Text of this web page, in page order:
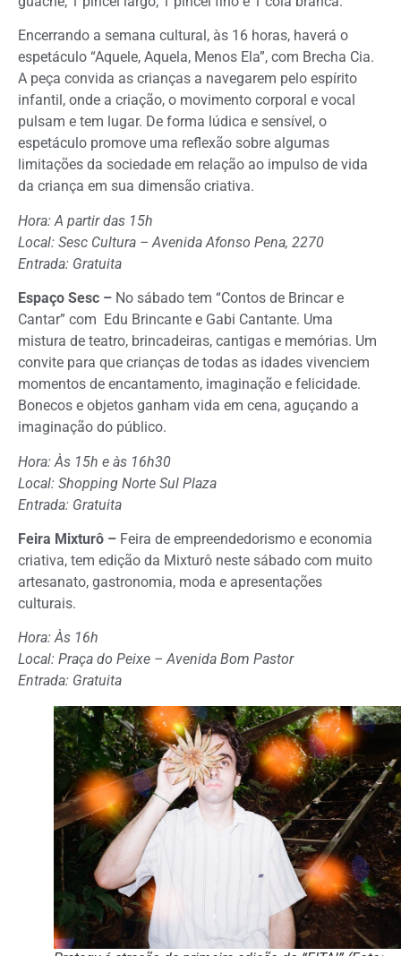
Encerrando a semana cultural, às 16 horas, haverá o
espetáculo “Aquele, Aquela, Menos Ela”, com Brecha Cia.
A peça convida as crianças a navegarem pelo espírito
infantil, onde a criação, o movimento corporal e vocal
pulsam e tem lugar. De forma lúdica e sensível, o
espetáculo promove uma reflexão sobre algumas
limitações da sociedade em relação ao impulso de vida
da criança em sua dimensão criativa.
Hora: A partir das 15h
Local: Sesc Cultura – Avenida Afonso Pena, 2270
Entrada: Gratuita
Espaço Sesc – No sábado tem “Contos de Brincar e
Cantar” com Edu Brincante e Gabi Cantante. Uma
mistura de teatro, brincadeiras, cantigas e memórias. Um
convite para que crianças de todas as idades vivenciem
momentos de encantamento, imaginação e felicidade.
Bonecos e objetos ganham vida em cena, aguçando a
imaginação do público.
Hora: Às 15h e às 16h30
Local: Shopping Norte Sul Plaza
Entrada: Gratuita
Feira Mixturô – Feira de empreendedorismo e economia
criativa, tem edição da Mixturô neste sábado com muito
artesanato, gastronomia, moda e apresentações
culturais.
Hora: Às 16h
Local: Praça do Peixe – Avenida Bom Pastor
Entrada: Gratuita